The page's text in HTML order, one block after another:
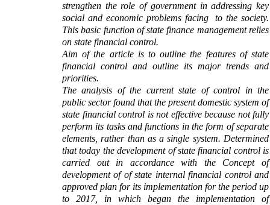
strengthen the role of government in addressing key
social and economic problems facing
to the society.
This basic function ofstate finance management relies
on state financial control.
Aim of the article is to outline the features of state
financial control and outline its major trends and
priorities.
The analysis of the current state of control in the
public sector found that the present domestic system of
state financial control is not effective because not fully
perform its tasks and functions in the form of separate
elements, rather than as a single system. Determined
that today the development of state financial control is
carried out in accordance with the Concept of
development of of state internal financial control and
approved plan for its implementation for the period up
to 2017, in which began the implementation of